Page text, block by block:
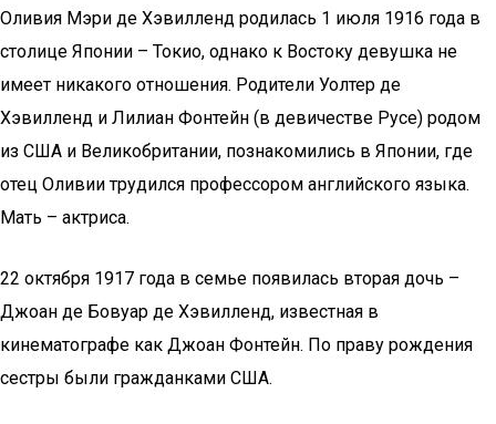
Оливия Мэри де Хэвилленд родилась 1 июля 1916 года в
столице Японии – Токио, однако к Востоку девушка не
имеет никакого отношения. Родители Уолтер де
Хэвилленд и Лилиан Фонтейн (в девичестве Русе) родом
из США и Великобритании, познакомились в Японии, где
отец Оливии трудился профессором английского языка.
Мать – актриса.
22 октября 1917 года в семье появилась вторая дочь –
Джоан де Бовуар де Хэвилленд, известная в
кинематографе как Джоан Фонтейн. По праву рождения
сестры были гражданками США.